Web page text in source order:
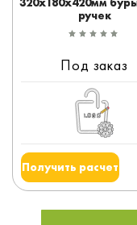
ручек
Под заказ
Получить расчет